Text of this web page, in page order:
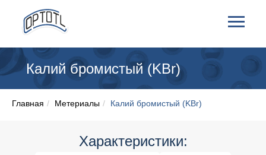
Калий бромистый (KBr)
Главная / Метериалы / Калий бромистый (KBr)
Характеристики: